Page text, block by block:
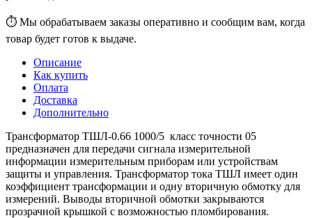
⏱ Мы обрабатываем заказы оперативно и сообщим вам, когда
товар будет готов к выдаче.
Описание
Как купить
Оплата
Доставка
Дополнительно
Трансформатор ТШЛ-0.66 1000/5 класс точности 05
предназначен для передачи сигнала измерительной
информации измерительным приборам или устройствам
защиты и управления. Трансформатор тока ТШЛ имеет один
коэффициент трансформации и одну вторичную обмотку для
измерений. Выводы вторичной обмотки закрываются
прозрачной крышкой с возможностью пломбирования.